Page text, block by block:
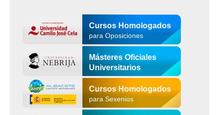
Cursos Homologados
para Oposiciones
Másteres Oficiales
Universitarios
Cursos Homologados
para Sexenios